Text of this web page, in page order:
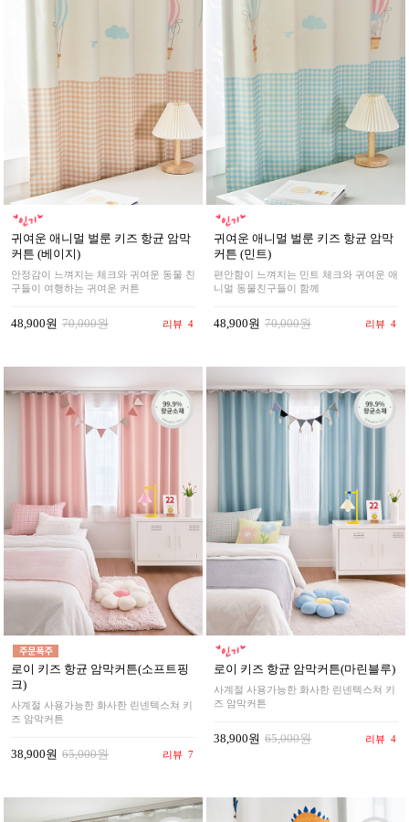
귀여운 애니멀 벌룬 키즈 항균 암막
커튼 (베이지)
안정감이 느껴지는 체크와 귀여운 동물 친
구들이 여행하는 귀여운 커튼
48,900원 70,000원 리뷰 4
귀여운 애니멀 벌룬 키즈 항균 암막
커튼 (민트)
편안함이 느껴지는 민트 체크와 귀여운 애
니멀 동물친구들이 함께
48,900원 70,000원 리뷰 4
로이 키즈 항균 암막커튼(소프트핑
크)
사계절 사용가능한 화사한 린넨텍스쳐 키
즈 암막커튼
38,900원 65,000원 리뷰 7
로이 키즈 항균 암막커튼(마린블루)
사계절 사용가능한 화사한 린넨텍스쳐 키
즈 암막커튼
38,900원 65,000원 리뷰 4